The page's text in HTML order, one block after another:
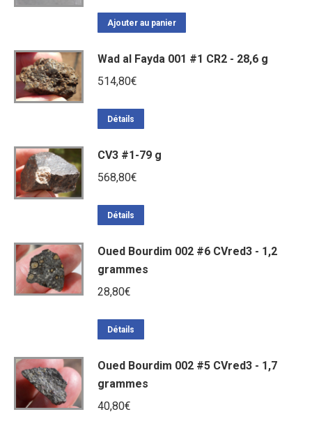
initial
135,60€.100,00€.
Ajouter au panier
Wad al Fayda 001 #1 CR2 - 28,6 g
514,80€
Détails
CV3 #1-79 g
568,80€
Détails
Oued Bourdim 002 #6 CVred3 - 1,2
grammes
28,80€
Détails
Oued Bourdim 002 #5 CVred3 - 1,7
grammes
40,80€